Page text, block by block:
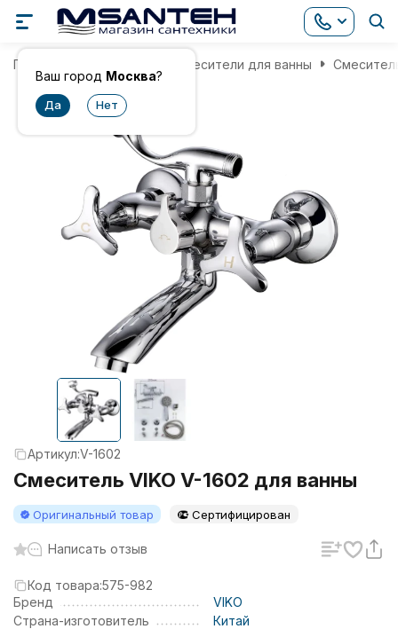
Ваш город Москва?
Главная Смесители для ванны
Артикул:V-1602
Смеситель VIKO V-1602 для ванны
Оригинальный товар Сертифицирован
Написать отзыв
Код товара:575-982
Бренд
VIKO
Страна-изготовитель
Китай